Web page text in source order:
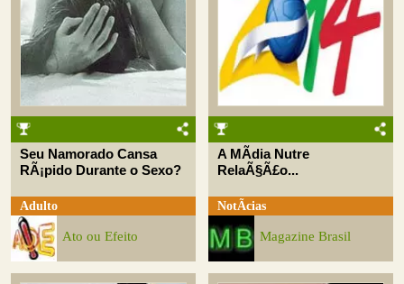
Seu Namorado Cansa
RÃ¡pido Durante o Sexo?
Adulto
Ato ou Efeito
A MÃ­dia Nutre
RelaÃ§Ã£o...
NotÃ­cias
Magazine Brasil